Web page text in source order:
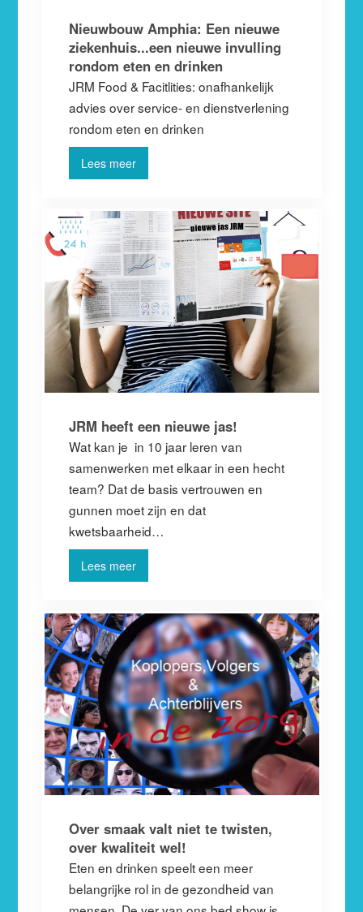
Nieuwbouw Amphia: Een nieuwe
ziekenhuis...een nieuwe invulling
rondom eten en drinken
JRM Food & Facitlities: onafhankelijk
advies over service- en dienstverlening
rondom eten en drinken
Lees meer
JRM heeft een nieuwe jas!
Wat kan je in 10 jaar leren van
samenwerken met elkaar in een hecht
team? Dat de basis vertrouwen en
gunnen moet zijn en dat
kwetsbaarheid…
Lees meer
Over smaak valt niet te twisten,
over kwaliteit wel!
Eten en drinken speelt een meer
belangrijke rol in de gezondheid van